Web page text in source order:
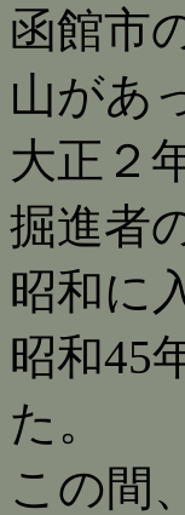
函館市
山があ
大正２
掘進者
昭和に
昭和45
た。
この間